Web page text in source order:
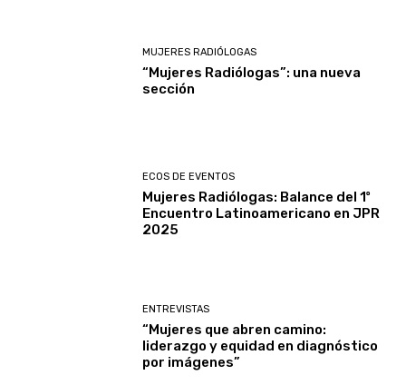
MUJERES RADIÓLOGAS
“Mujeres Radiólogas”: una nueva
sección
ECOS DE EVENTOS
Mujeres Radiólogas: Balance del 1º
Encuentro Latinoamericano en JPR
2025
ENTREVISTAS
“Mujeres que abren camino:
liderazgo y equidad en diagnóstico
por imágenes”